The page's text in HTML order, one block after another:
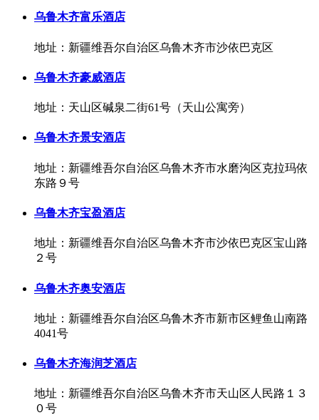
乌鲁木齐富乐酒店
地址：新疆维吾尔自治区乌鲁木齐市沙依巴克区
乌鲁木齐豪威酒店
地址：天山区碱泉二街61号（天山公寓旁）
乌鲁木齐景安酒店
地址：新疆维吾尔自治区乌鲁木齐市水磨沟区克拉玛依
东路９号
乌鲁木齐宝盈酒店
地址：新疆维吾尔自治区乌鲁木齐市沙依巴克区宝山路
２号
乌鲁木齐奥安酒店
地址：新疆维吾尔自治区乌鲁木齐市新市区鲤鱼山南路
4041号
乌鲁木齐海润芝酒店
地址：新疆维吾尔自治区乌鲁木齐市天山区人民路１３
０号